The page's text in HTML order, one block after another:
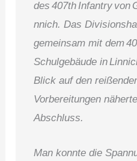
des 407th Infantry von
nnich. Das
gemeinsam mit dem
Schulgebäude in
Blick auf den
Vorbereitungen
Abschluss.
Man konnte die